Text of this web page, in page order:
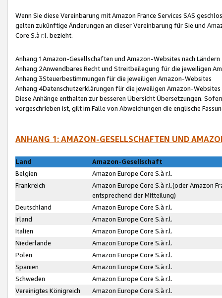
Wenn Sie diese Vereinbarung mit Amazon France Services SAS
gelten zukünftige Änderungen an dieser Vereinbarung für Sie und
Core S.à r.l. bezieht.
Anhang 1Amazon-Gesellschaften und Amazon-Websites nach Ländern
Anhang 2Anwendbares Recht und Streitbeilegung für die jeweiligen
Anhang 3Steuerbestimmungen für die jeweiligen Amazon-Websites
Anhang 4Datenschutzerklärungen für die jeweiligen Amazon-Websites
Diese Anhänge enthalten zur besseren Übersicht Übersetzungen.
vorgeschrieben ist, gilt im Falle von Abweichungen die englische
ANHANG 1: AMAZON-GESELLSCHAFTEN UND
Land
Amazon-Gesellschaft
Belgien
Amazon Europe Core S.à r.l.
Frankreich
Amazon Europe Core S.à r.l.(oder Amazon
entsprechend der Mitteilung)
Deutschland
Amazon Europe Core S.à r.l.
Irland
Amazon Europe Core S.à r.l.
Italien
Amazon Europe Core S.à r.l.
Niederlande
Amazon Europe Core S.à r.l.
Polen
Amazon Europe Core S.à r.l.
Spanien
Amazon Europe Core S.à r.l.
Schweden
Amazon Europe Core S.à r.l.
Vereinigtes Königreich
Amazon Europe Core S.à r.l.